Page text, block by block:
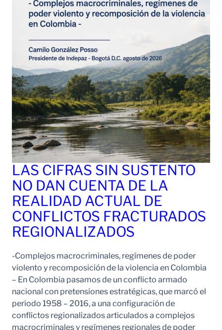
LAS CIFRAS SIN SUSTENTO
NO DAN CUENTA DE LA
REALIDAD ACTUAL DE
CONFLICTOS FRACTURADOS
REGIONALIZADOS
-Complejos macrocriminales, regímenes de poder
violento y recomposición de la violencia en Colombia
– En Colombia pasamos de un conflicto armado
nacional con pretensiones estratégicas, que marcó el
periodo 1958 – 2016, a una configuración de
conflictos regionalizados articulados a complejos
macrocriminales y regímenes regionales de poder